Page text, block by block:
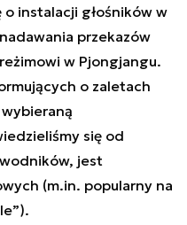
instalacji głośników w
przekazów
w Pjongjangu.
o zaletach
się od
jest
(m.in. popularny na